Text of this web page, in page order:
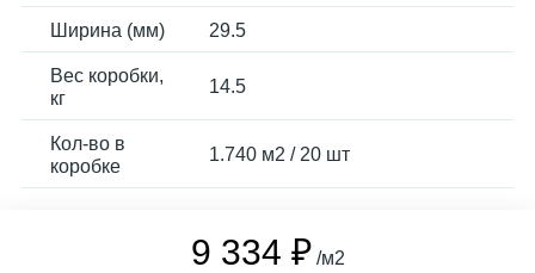
Ширина (мм) 29.5
Вес коробки,
кг
14.5
Кол-во в
коробке
1.740 м2 / 20 шт
9 334 ₽ /м2